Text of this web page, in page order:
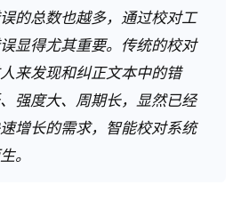
的总数也越多，通过校对工
显得尤其重要。传统的校对
来发现和纠正文本中的错
强度大、周期长，显然已经
增长的需求，智能校对系统
。